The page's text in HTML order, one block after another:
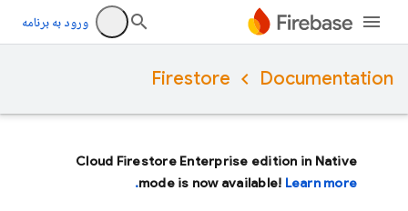
ورود به برنامه
Documentation
Firestore
Cloud Firestore Enterprise edition in Native
mode is now available! Learn more.